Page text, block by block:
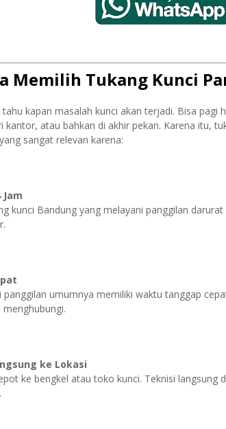
Memilih Tukang Kunci
tahu kapan masalah kunci akan terjadi. Bisa pagi
kantor, atau bahkan di akhir pekan. Karena itu,
sangat relevan karena:
kunci Bandung yang melayani panggilan
panggilan umumnya memiliki waktu tanggap
ke Lokasi
ke bengkel atau toko kunci. Teknisi langsung